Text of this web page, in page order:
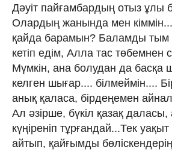
Дәуіт пайғамбардың отыз ұлы
Олардың жанында мен
қайда барамын? Баламды тым
кетіп едім, Алла тас төбемнен
Мүмкін, ана болудан да басқа
келген шығар.... білмеймін....
анық қаласа, бірдеңемен
Ал әзірше, бүкіл қазақ
күңіреніп тұрғандай...Тек
айтып, қайғымды